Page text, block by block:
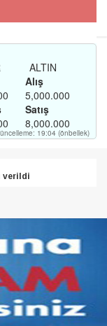
kalemleriniz esir